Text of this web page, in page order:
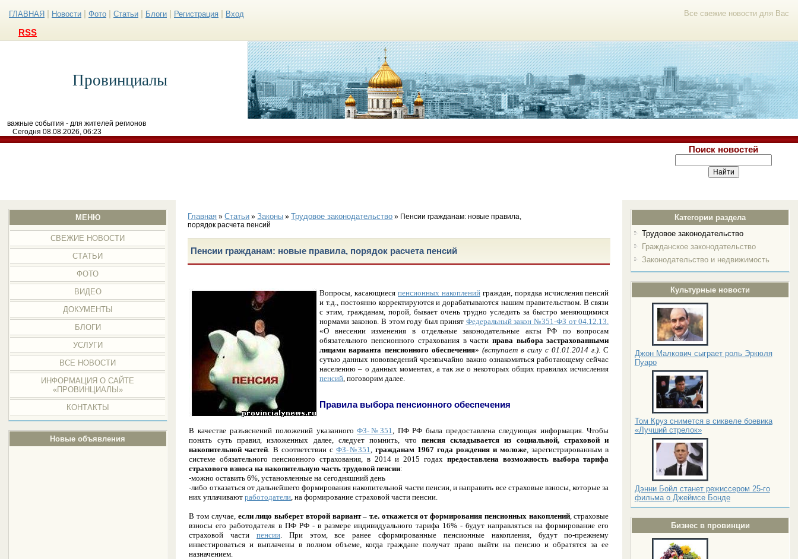
Все свежие новости для Вас
ГЛАВНАЯ Новости Фото Статьи Блоги Регистрация Вход
RSS
Провинциалы
важные события - для жителей регионов
Сегодня 08.08.2026, 06:23
Поиск новостей
МЕНЮ
СВЕЖИЕ НОВОСТИ
СТАТЬИ
ФОТО
ВИДЕО
ДОКУМЕНТЫ
БЛОГИ
УСЛУГИ
ВСЕ НОВОСТИ
ИНФОРМАЦИЯ О САЙТЕ
«ПРОВИНЦИАЛЫ»
КОНТАКТЫ
Новые объявления
Категории раздела
Трудовое законодательство
Гражданское законодательство
Законодательство и недвижимость
Культурные новости
Джон Малкович сыграет роль Эркюля
Пуаро
Том Круз снимется в сиквеле боевика
«Лучший стрелок»
Дэнни Бойл станет режиссером 25-го
фильма о Джеймсе Бонде
Бизнес в провинции
Главная »Статьи »Законы » Трудовое законодательство » Пенсии гражданам: новые правила,
порядок расчета пенсий
Пенсии гражданам: новые правила, порядок расчета пенсий
Вопросы, касающиесяпенсионных накопленийграждан, порядка исчисления пенсий
и т.д., постоянно корректируются и дорабатываются нашим правительством. В связи
с этим, гражданам, порой, бывает очень трудно уследить за быстро меняющимися
нормами законов. В этом году был принят Федеральный закон №351-ФЗ от 04.12.13.
«О внесении изменения в отдельные законодательные акты РФ по вопросам
обязательного пенсионного страхования в части права выбора застрахованными
лицами варианта пенсионного обеспечения» (вступает в силу с 01.01.2014 г.) . С
сутью данных нововведений чрезвычайно важно ознакомиться работающему сейчас
населению – о данных моментах, а так же о некоторых общих правилах исчисления
пенсий , поговорим далее.
Правила выбора пенсионного обеспечения
В качестве разъяснений положений указанногоФЗ-№351
, ПФ РФ была предоставлена следующая информация. Чтобы
понять суть правил, изложенных далее, следует помнить, что пенсия складывается из социальной, страховой и
накопительной частей . В соответствии с ФЗ-№351 гражданам 1967 года рождения и моложе , зарегистрированным в
системе обязательного пенсионного страхования, в 2014 и 2015 годах предоставлена возможность выбора тарифа
страхового взноса на накопительную часть трудовой пенсии:
-можно оставить 6%, установленные на сегодняшний день
-либо отказаться от дальнейшего формирования накопительной части пенсии, и направить все страховые взносы, которые за
них уплачиваютработодатели , на формирование страховой части пенсии.
В том случае, если лицо выберет второй вариант – т.е. откажется от формирования пенсионных накоплений, страховые
взносы его работодателя в ПФ РФ - в размере индивидуального тарифа 16% - будут направляться на формирование его
страховой частипенсии . При этом, все ранее сформированные пенсионные накопления, будут по-прежнему
инвестироваться и выплачены в полном объеме, когда граждане получат право выйти на пенсию и обратятся за ее
назначением.